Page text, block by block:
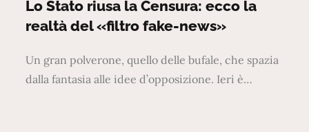
Lo Stato riusa la Censura: ecco la
realtà del «filtro fake-news»
Un gran polverone, quello delle bufale, che spazia
dalla fantasia alle idee d’opposizione. Ieri è…